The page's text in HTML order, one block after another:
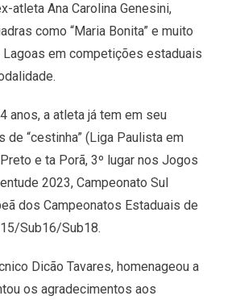
atleta Ana Carolina Genesini,
como “Maria Bonita” e muito
em competições estaduais
anos, a atleta já tem em seu
de “cestinha” (Liga Paulista em
e ta Porã, 3º lugar nos Jogos
2023, Campeonato Sul
dos Campeonatos Estaduais de
Sub16/Sub18.
Dicão Tavares, homenageou a
os agradecimentos aos